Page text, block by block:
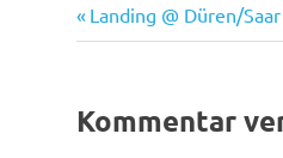
Vorheriger
Beitrag:
Landing @ Düren/
Kommentar